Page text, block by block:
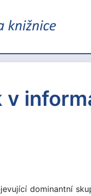
dominantní